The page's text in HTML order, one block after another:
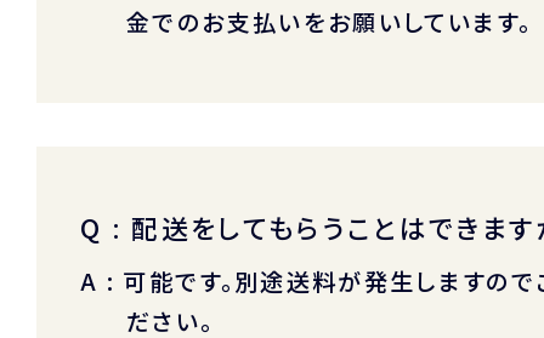
金でのお支払いをお願いしています。
Q : 配送をしてもらうことはできます
A : 可能です。別途送料が発生しますので
ださい。